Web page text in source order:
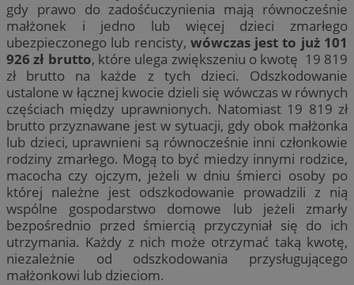
gdy prawo do zadośćuczynienia mają równocześnie
małżonek i jedno lub więcej dzieci zmarłego
ubezpieczonego lub rencisty, wówczas jest to już 101
926 zł brutto, które ulega zwiększeniu o kwotę 19 819
zł brutto na każde z tych dzieci. Odszkodowanie
ustalone w łącznej kwocie dzieli się wówczas w równych
częściach między uprawnionych. Natomiast 19 819 zł
brutto przyznawane jest w sytuacji, gdy obok małżonka
lub dzieci, uprawnieni są równocześnie inni członkowie
rodziny zmarłego. Mogą to być miedzy innymi rodzice,
macocha czy ojczym, jeżeli w dniu śmierci osoby po
której należne jest odszkodowanie prowadzili z nią
wspólne gospodarstwo domowe lub jeżeli zmarły
bezpośrednio przed śmiercią przyczyniał się do ich
utrzymania. Każdy z nich może otrzymać taką kwotę,
niezależnie od odszkodowania przysługującego
małżonkowi lub dzieciom.